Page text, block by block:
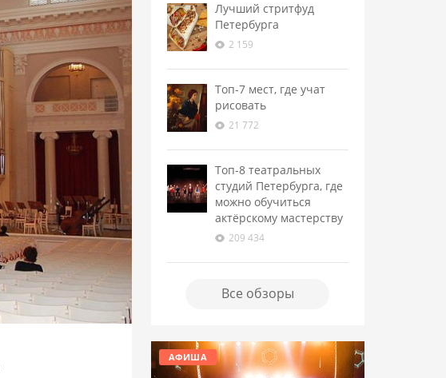
Лучший стритфуд
Петербурга
2 159
Топ-7 мест, где учат
рисовать
21 772
Топ-8 театральных
студий Петербурга, где
можно обучиться
актёрскому мастерству
209 434
Все обзоры
АФИША